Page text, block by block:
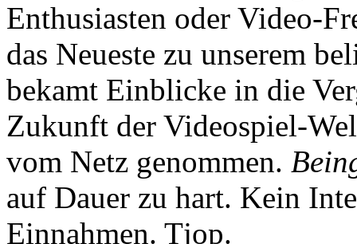
Enthusiasten oder Video-
das Neueste zu unserem
bekamt Einblicke in die
Zukunft der Videospiel-
vom Netz genommen.
auf Dauer zu hart. Kein
Einnahmen. Tjop.